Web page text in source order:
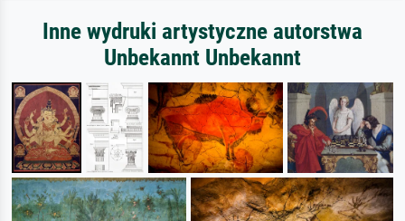
Inne wydruki artystyczne autorstwa
Unbekannt Unbekannt